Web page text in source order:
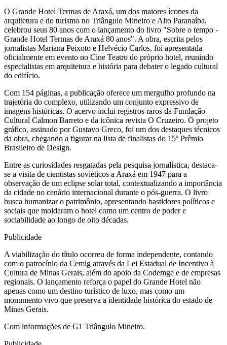
O Grande Hotel Termas de Araxá, um dos maiores ícones da
arquitetura e do turismo no Triângulo Mineiro e Alto Paranaíba,
celebrou seus 80 anos com o lançamento do livro "Sobre o tempo -
Grande Hotel Termas de Araxá 80 anos". A obra, escrita pelos
jornalistas Mariana Peixoto e Helvécio Carlos, foi apresentada
oficialmente em evento no Cine Teatro do próprio hotel, reunindo
especialistas em arquitetura e história para debater o legado cultural
do edifício.
Com 154 páginas, a publicação oferece um mergulho profundo na
trajetória do complexo, utilizando um conjunto expressivo de
imagens históricas. O acervo inclui registros raros da Fundação
Cultural Calmon Barreto e da icônica revista O Cruzeiro. O projeto
gráfico, assinado por Gustavo Greco, foi um dos destaques técnicos
da obra, chegando a figurar na lista de finalistas do 15º Prêmio
Brasileiro de Design.
Entre as curiosidades resgatadas pela pesquisa jornalística, destaca-
se a visita de cientistas soviéticos a Araxá em 1947 para a
observação de um eclipse solar total, contextualizando a importância
da cidade no cenário internacional durante o pós-guerra. O livro
busca humanizar o patrimônio, apresentando bastidores políticos e
sociais que moldaram o hotel como um centro de poder e
sociabilidade ao longo de oito décadas.
Publicidade
A viabilização do título ocorreu de forma independente, contando
com o patrocínio da Cemig através da Lei Estadual de Incentivo à
Cultura de Minas Gerais, além do apoio da Codemge e de empresas
regionais. O lançamento reforça o papel do Grande Hotel não
apenas como um destino turístico de luxo, mas como um
monumento vivo que preserva a identidade histórica do estado de
Minas Gerais.
Com informações de G1 Triângulo Mineiro.